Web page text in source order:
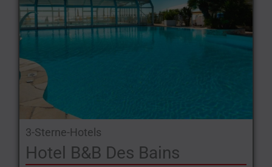
3-Sterne-Hotels
Hotel B&B Des Bains